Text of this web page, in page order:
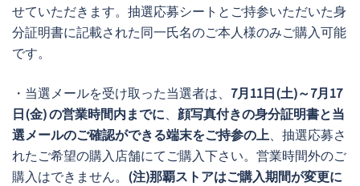
せていただきます。抽選応募シートとご持参いただいた身
分証明書に記載された同一氏名のご本人様のみご購入可能
です。
・当選メールを受け取った当選者は、 7月11日(土)～7月17
日(金)の営業時間内までに、 顔写真付きの身分証明書と当
選メールのご確認ができる端末をご持参の上、抽選応募さ
れたご希望の購入店舗にてご購入下さい。営業時間外のご
購入はできません。 (注)那覇ストアはご購入期間が変更に